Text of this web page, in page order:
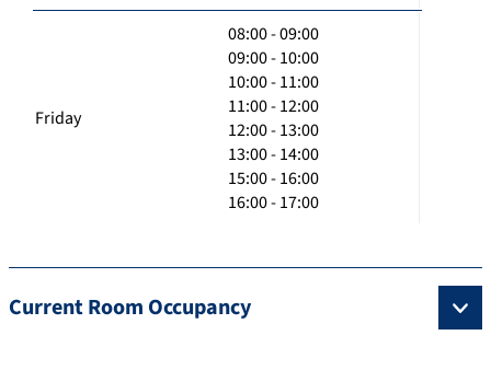
Friday
08:00 - 09:00
09:00 - 10:00
10:00 - 11:00
11:00 - 12:00
12:00 - 13:00
13:00 - 14:00
15:00 - 16:00
16:00 - 17:00
Current Room Occupancy